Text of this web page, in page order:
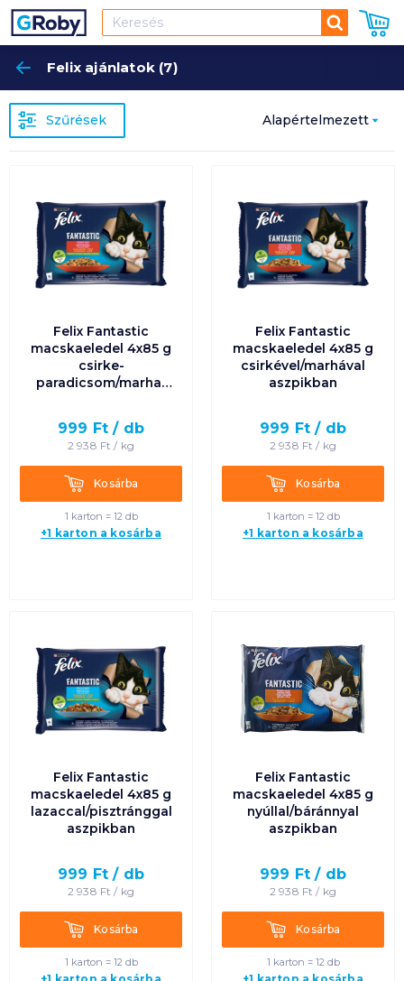
Keresés
Felix ajánlatok (7)
Szűrések Alapértelmezett
Alapértelmezett
Ár szerint
Ár szerint
csökkenő
növekvő
Egységár szerint
csökkenő
Termék neve A-Z
Felix Fantastic
macskaeledel 4x85 g
csirke-
paradicsom/marha-
999 Ft / db
2 938 Ft / kg
KosárbaKosárba
1 karton = 12 db
+1 karton a kosárba
Felix Fantastic
macskaeledel 4x85 g
csirkével/marhával
aszpikban
999 Ft / db
2 938 Ft / kg
KosárbaKosárba
1 karton = 12 db
+1 karton a kosárba
Felix Fantastic
macskaeledel 4x85 g
lazaccal/pisztránggal
aszpikban
999 Ft / db
2 938 Ft / kg
KosárbaKosárba
1 karton = 12 db
Felix Fantastic
macskaeledel 4x85 g
nyúllal/báránnyal
aszpikban
999 Ft / db
2 938 Ft / kg
KosárbaKosárba
1 karton = 12 db